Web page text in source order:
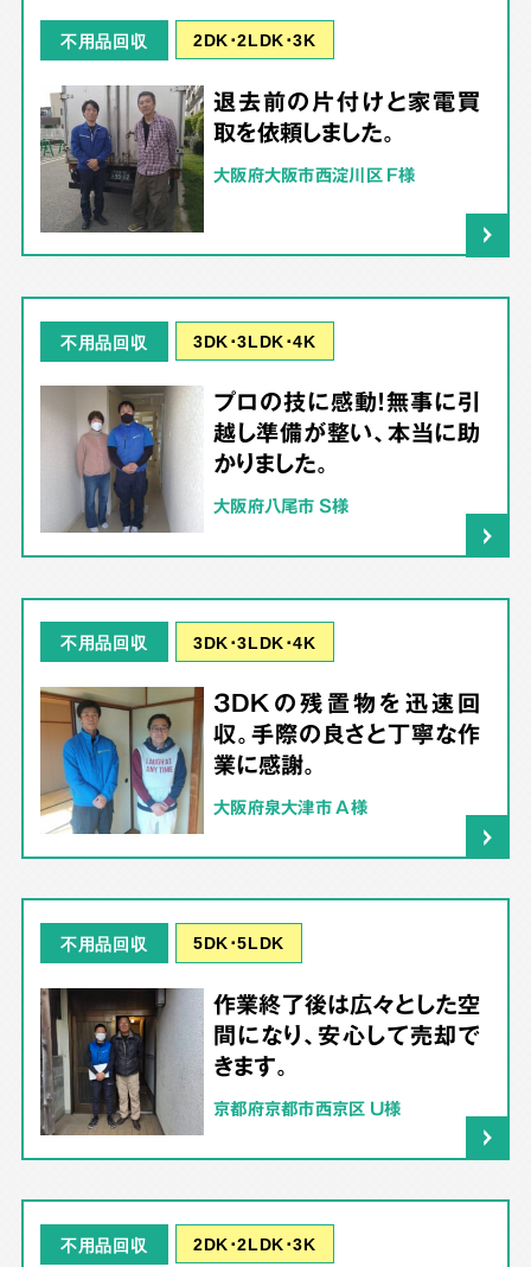
不用品回収 2DK･2LDK･3K
退去前の片付けと家電買
取を依頼しました。
大阪府大阪市西淀川区 F様
不用品回収 3DK･3LDK･4K
プロの技に感動！無事に引
越し準備が整い、本当に助
かりました。
大阪府八尾市 S様
不用品回収 3DK･3LDK･4K
3DKの残置物を迅速回
収。手際の良さと丁寧な作
業に感謝。
大阪府泉大津市 A様
不用品回収 5DK･5LDK
作業終了後は広々とした空
間になり、安心して売却で
きます。
京都府京都市西京区 U様
不用品回収 2DK･2LDK･3K